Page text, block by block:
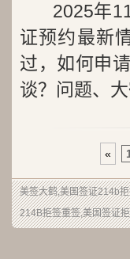
2025年
证预约最新
过，如何申
谈？问题、
«
美签大鹤,美国签证214b
214B拒签重签,美国签证